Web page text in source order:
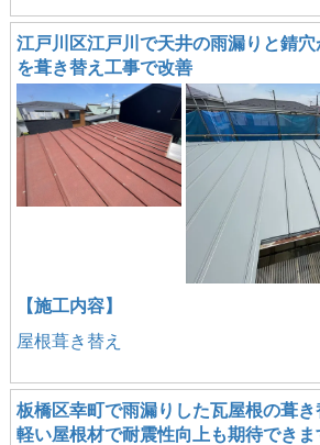
江戸川区江戸川で天井の雨漏りと錆
を葺き替え工事で改善
【施工内容】
屋根葺き替え
板橋区幸町で雨漏りした瓦屋根の葺き
軽い屋根材で耐震性向上も期待できま